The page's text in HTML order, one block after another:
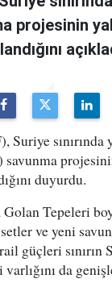
projesinin
Suriye
duyurdu.
Golan Tepeleri
ve yeni
güçleri sınırın
da